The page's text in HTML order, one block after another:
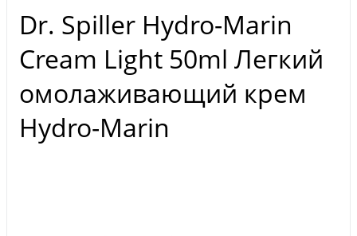
Dr. Spiller Hydro-Marin
Cream Light 50ml Легкий
омолаживающий крем
Hydro-Marin